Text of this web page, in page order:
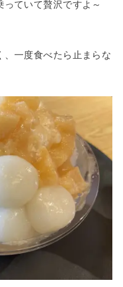
ていて贅沢ですよ～
一度食べたら止まらな